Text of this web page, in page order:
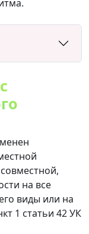
на все
виды или на
1 статьи 42 УК